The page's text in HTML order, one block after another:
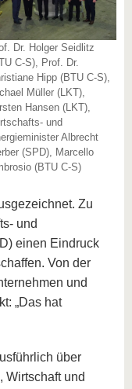
Dr. Holger Seidlitz
C-S), Prof. Dr.
Hipp (BTU C-S),
Müller (LKT),
Hansen (LKT),
und
Albrecht
(SPD), Marcello
(BTU C-S)
Zu
und
einen Eindruck
Von der
und
„Das hat
über
Wirtschaft und